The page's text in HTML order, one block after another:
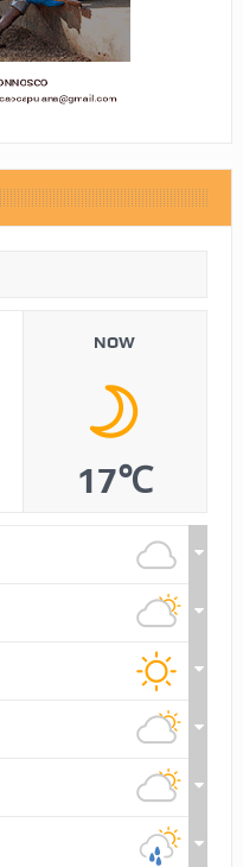
NOW
17℃